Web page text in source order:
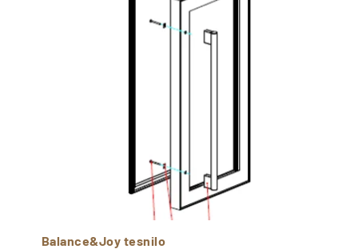
Balance&Joy tesnilo